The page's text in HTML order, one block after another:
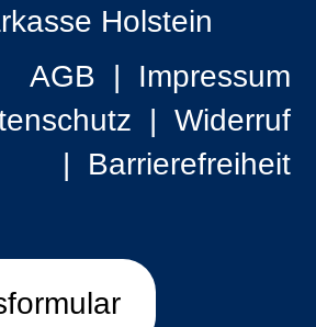
Holstein
AGB
Impressum
Widerruf
Barrierefreiheit